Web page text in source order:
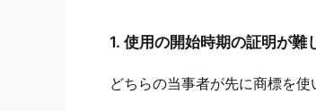
1. 使用の開始時期の証明が難
どちらの当事者が先に商標を使